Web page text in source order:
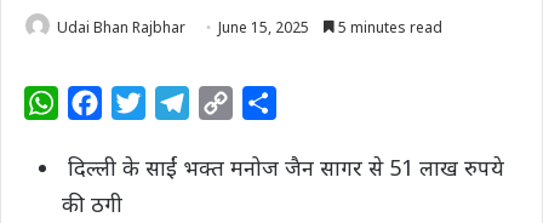
Udai Bhan Rajbhar June 15, 2025 5 minutes read
W
a
t
c
e
i
l
p
a
दिल्ली के साईं भक्त मनोज जैन सागर से 51 लाख रुपये
की ठगी